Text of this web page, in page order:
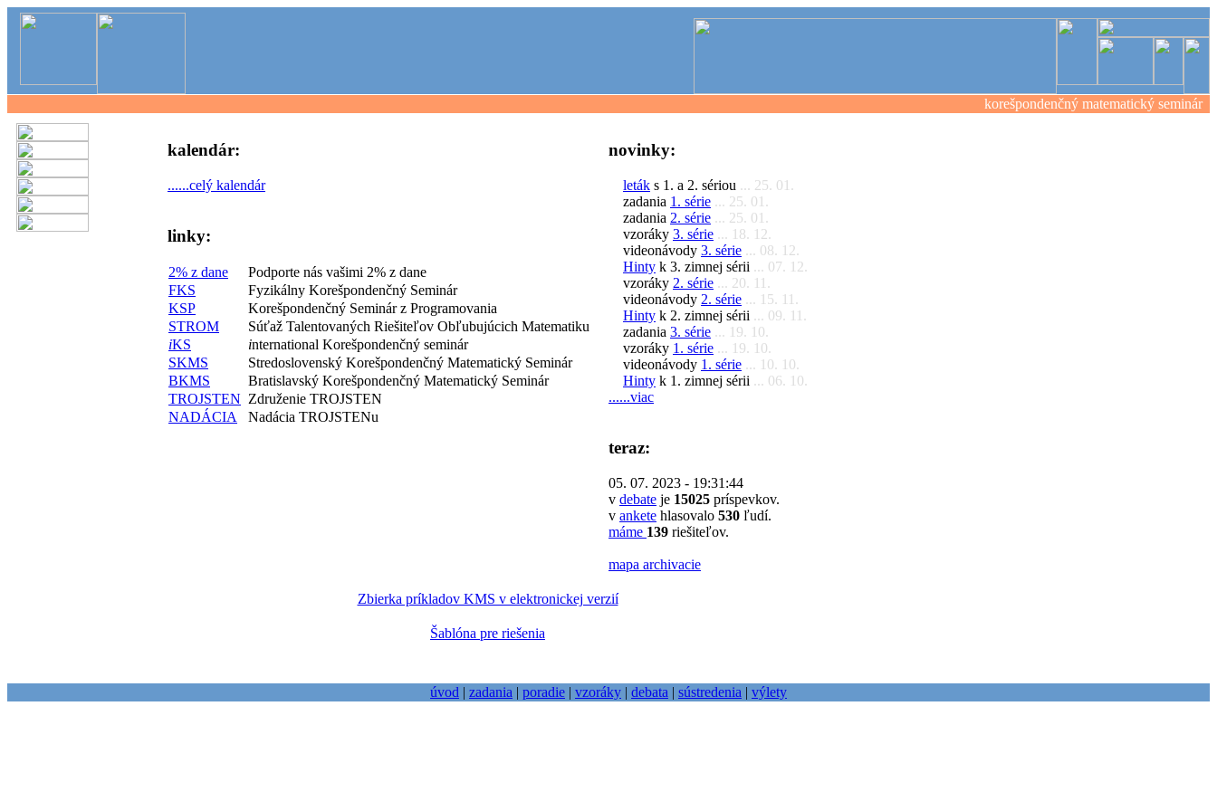
korešpondenčný matematický seminár
kalendár:
......celý kalendár
linky:
2% z dane
Podporte nás vašimi 2% z dane
FKS
Fyzikálny Korešpondenčný Seminár
KSP
Korešpondenčný Seminár z Programovania
STROM
Súťaž Talentovaných Riešiteľov Obľubujúcich Matematiku
iKS international Korešpondenčný seminár
SKMS
Stredoslovenský Korešpondenčný Matematický Seminár
BKMS
Bratislavský Korešpondenčný Matematický Seminár
TROJSTEN Združenie TROJSTEN
NADÁCIA
Nadácia TROJSTENu
novinky:
leták s 1. a 2. sériou ... 25. 01.
zadania 1. série ... 25. 01.
zadania 2. série ... 25. 01.
vzoráky 3. série ... 18. 12.
videonávody 3. série ... 08. 12.
Hinty k 3. zimnej sérii ... 07. 12.
vzoráky 2. série ... 20. 11.
videonávody 2. série ... 15. 11.
Hinty k 2. zimnej sérii ... 09. 11.
zadania 3. série ... 19. 10.
vzoráky 1. série ... 19. 10.
videonávody 1. série ... 10. 10.
Hinty k 1. zimnej sérii ... 06. 10.
......viac
teraz:
05. 07. 2023 - 19:31:44
v debate je 15025 príspevkov.
v ankete hlasovalo 530 ľudí.
máme 139 riešiteľov.
mapa archivacie
Zbierka príkladov KMS v elektronickej verzií
Šablóna pre riešenia
úvod | zadania | poradie | vzoráky | debata | sústredenia | výlety